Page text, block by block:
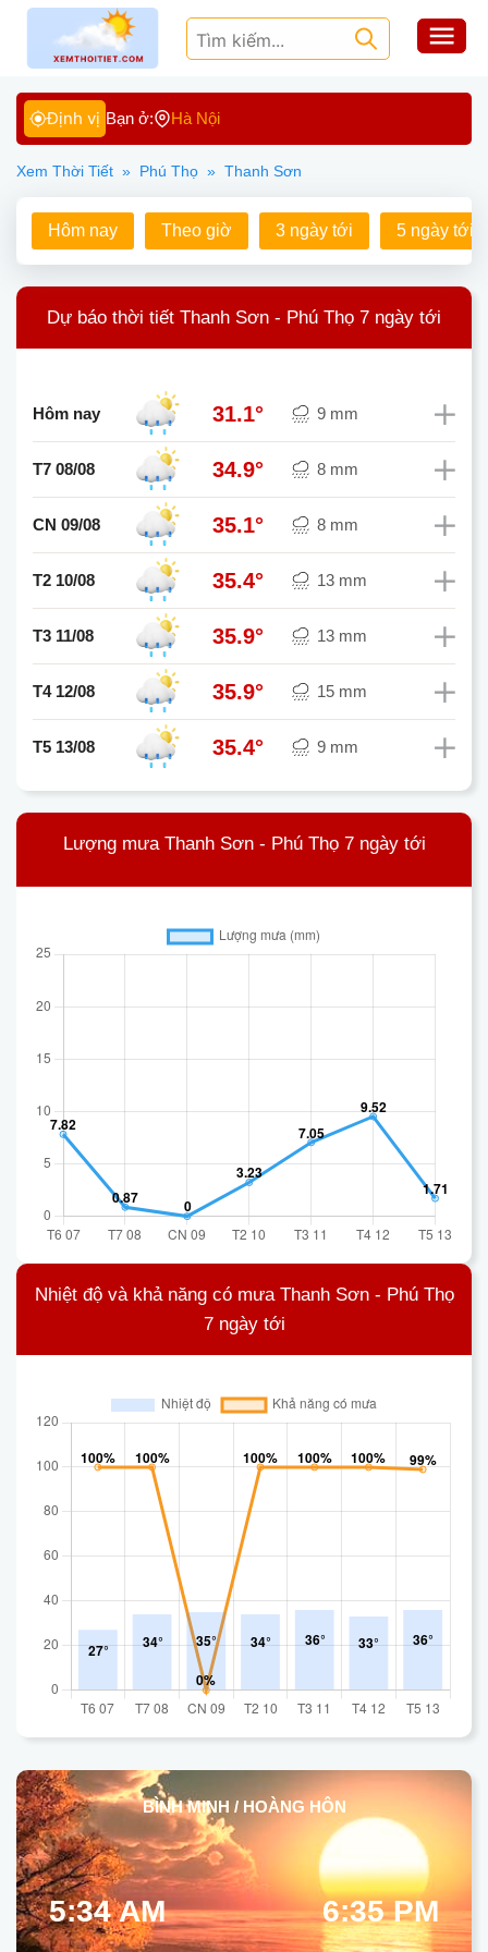
Định vị Bạn ở: Hà Nội
Xem Thời Tiết » Phú Thọ » Thanh Sơn
Hôm nay Theo giờ 3 ngày tới 5 ngày tới
Dự báo thời tiết Thanh Sơn - Phú Thọ 7 ngày tới
Hôm nay 31.1° 9 mm
T7 08/08 34.9° 8 mm
CN 09/08 35.1° 8 mm
T2 10/08 35.4° 13 mm
T3 11/08 35.9° 13 mm
T4 12/08 35.9° 15 mm
T5 13/08 35.4° 9 mm
Lượng mưa Thanh Sơn - Phú Thọ 7 ngày tới
Nhiệt độ và khả năng có mưa Thanh Sơn - Phú Thọ
7 ngày tới
BÌNH MINH / HOÀNG HÔN
5:34 AM 6:35 PM